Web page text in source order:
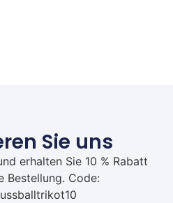
Sie uns
erhalten Sie 10 % Rabatt
Bestellung. Code: